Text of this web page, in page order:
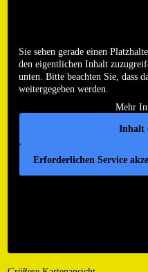
Sie sehen gerade einen
den eigentlichen Inhalt
unten. Bitte beachten Sie, dass
weitergegeben werden.
Mehr
Inhalt
Erforderlichen Service